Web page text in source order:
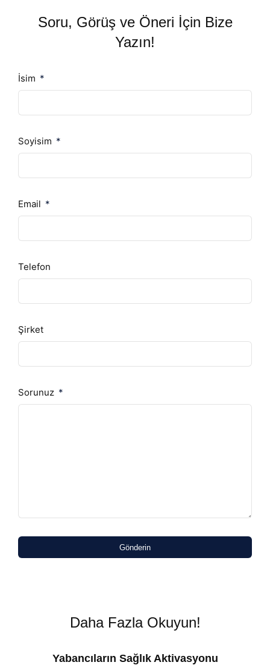
Soru, Görüş ve Öneri İçin Bize
Yazın!
İsim
Soyisim
Email
Telefon
Şirket
Sorunuz
Gönderin
Daha Fazla Okuyun!
Yabancıların Sağlık Aktivasyonu